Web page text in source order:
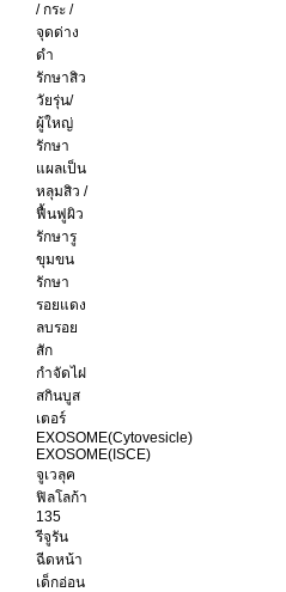
/ กระ /
จุดด่าง
ดำ
รักษาสิว
วัยรุ่น/
ผู้ใหญ่
รักษา
แผลเป็น
หลุมสิว /
ฟื้นฟูผิว
รักษารู
ขุมขน
รักษา
รอยแดง
ลบรอย
สัก
กำจัดไฝ
สกินบูส
เตอร์
EXOSOME(Cytovesicle)
EXOSOME(ISCE)
จูเวลุค
ฟิลโลก้า
135
รีจูรัน
ฉีดหน้า
เด็กอ่อน